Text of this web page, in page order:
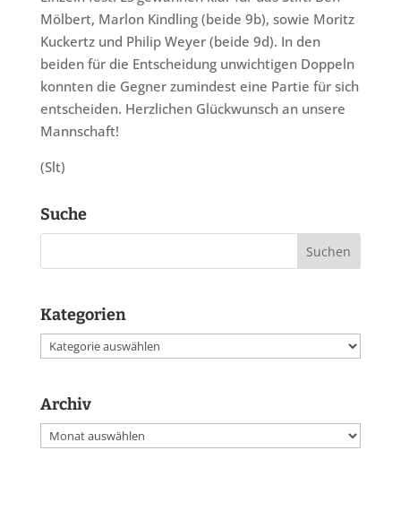
Mölbert, Marlon Kindling (beide 9b), sowie Moritz
Kuckertz und Philip Weyer (beide 9d). In den
beiden für die Entscheidung unwichtigen Doppeln
konnten die Gegner zumindest eine Partie für sich
entscheiden. Herzlichen Glückwunsch an unsere
Mannschaft!
(Slt)
Suche
Kategorien
Kategorien
Archiv
Archiv